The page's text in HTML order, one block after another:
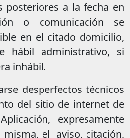
posteriores a la fecha en
o comunicación se
en el citado domicilio,
hábil administrativo, si
inhábil.
desperfectos técnicos
del sitio de internet de
expresamente
misma, el aviso, citación,